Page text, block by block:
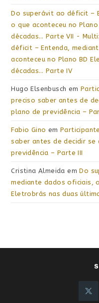
Do superávit ao déficit –
o que aconteceu no
décadas… Parte VII -
déficit – Entenda,
aconteceu no Plano BD
décadas… Parte IV
Hugo Elsenbusch em
preciso saber antes de
plano de previdência –
Fabio Gino em
saber antes de decidir se
previdência – Parte III
Cristina Almeida emDo
mediante dados oficiais,
Eletrobrás nas duas